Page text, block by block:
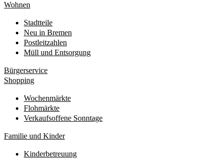
Wohnen
Stadtteile
Neu in Bremen
Postleitzahlen
Müll und Entsorgung
Bürgerservice
Shopping
Wochenmärkte
Flohmärkte
Verkaufsoffene Sonntage
Familie und Kinder
Kinderbetreuung